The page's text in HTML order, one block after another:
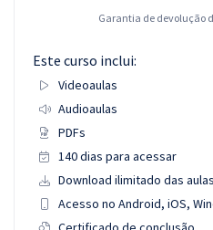
Garantia de devolução
Este curso inclui:
Videoaulas
Audioaulas
PDFs
140 dias para acessar
Download ilimitado das aulas
Acesso no Android, iOS,